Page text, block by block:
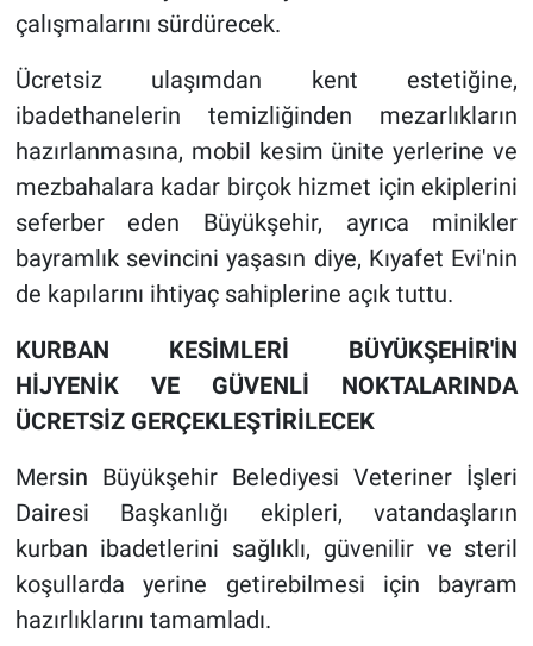
çalışmalarını sürdürecek.
Ücretsiz ulaşımdan kent estetiğine,
ibadethanelerin temizliğinden mezarlıkların
hazırlanmasına, mobil kesim ünite yerlerine ve
mezbahalara kadar birçok hizmet için ekiplerini
seferber eden Büyükşehir, ayrıca minikler
bayramlık sevincini yaşasın diye, Kıyafet Evi'nin
de kapılarını ihtiyaç sahiplerine açık tuttu.
KURBAN KESİMLERİ BÜYÜKŞEHİR'İN
HİJYENİK VE GÜVENLİ NOKTALARINDA
ÜCRETSİZ GERÇEKLEŞTİRİLECEK
Mersin Büyükşehir Belediyesi Veteriner İşleri
Dairesi Başkanlığı ekipleri, vatandaşların
kurban ibadetlerini sağlıklı, güvenilir ve steril
koşullarda yerine getirebilmesi için bayram
hazırlıklarını tamamladı.